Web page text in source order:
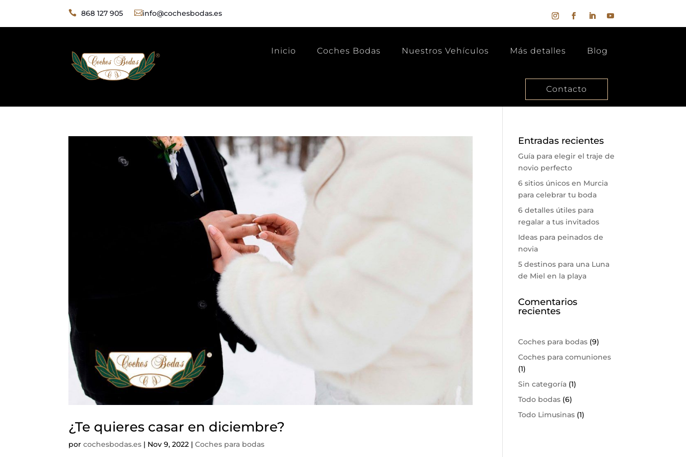
 868 127 905 info@cochesbodas.es
Inicio Coches Bodas Nuestros Vehículos Más detalles Blog
Contacto
¿Te quieres casar en diciembre?
porcochesbodas.es | Nov 9, 2022 |Coches para bodas
Entradas recientes
Guía para elegir el traje de
novio perfecto
6 sitios únicos en Murcia
para celebrar tu boda
6 detalles útiles para
regalar a tus invitados
Ideas para peinados de
novia
5 destinos para una Luna
de Miel en la playa
Comentarios
recientes
Coches para bodas (9)
Coches para comuniones
(1)
Sin categoría (1)
Todo bodas (6)
Todo Limusinas (1)